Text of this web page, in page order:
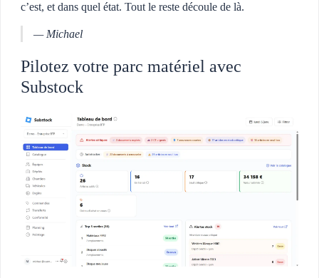
c’est, et dans quel état. Tout le reste découle de là.
— Michael
Pilotez votre parc matériel avec
Substock